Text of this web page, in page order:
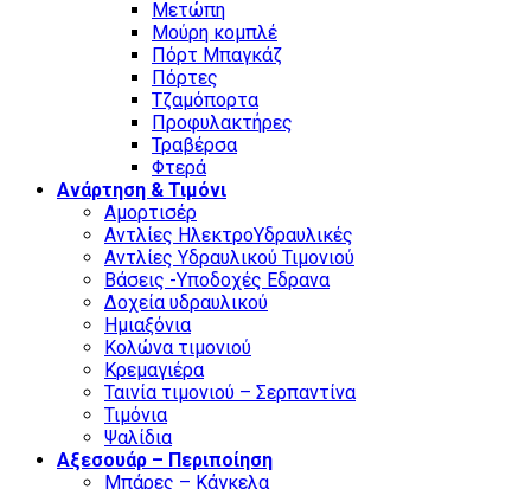
Μετώπη
Μούρη κομπλέ
Πόρτ Μπαγκάζ
Πόρτες
Τζαμόπορτα
Προφυλακτήρες
Τραβέρσα
Φτερά
Ανάρτηση & Τιμόνι
Αμορτισέρ
Αντλίες ΗλεκτροΥδραυλικές
Αντλίες Υδραυλικού Τιμονιού
Βάσεις -Υποδοχές Εδρανα
Δοχεία υδραυλικού
Ημιαξόνια
Κολώνα τιμονιού
Κρεμαγιέρα
Ταινία τιμονιού – Σερπαντίνα
Τιμόνια
Ψαλίδια
Αξεσουάρ – Περιποίηση
Μπάρες – Κάγκελα